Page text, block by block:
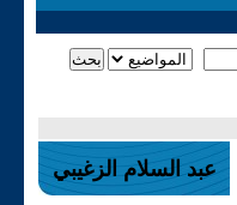
عبد السلام الزغيبي